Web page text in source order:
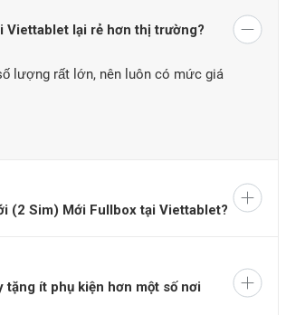
Đáng chú ý, mặt trước của Xperia 1 IV vẫn
Viettablet lại rẻ hơn thị trường?
lượng rất lớn, nên luôn có mức giá
(2 Sim) Mới Fullbox tại Viettablet?
ít phụ kiện hơn một số nơi